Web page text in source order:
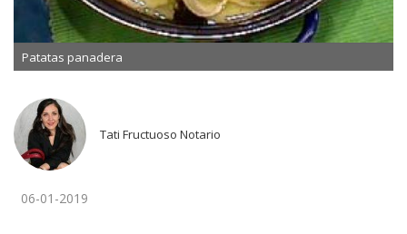
Patatas panadera
Tati Fructuoso Notario
06-01-2019